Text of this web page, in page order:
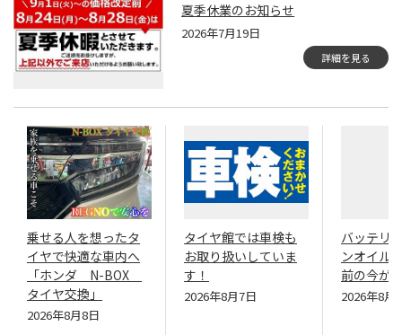
夏季休業のお知らせ
2026年7月19日
詳細を見る
乗せる人を想ったタ
イヤで快適な車内へ
「ホンダ N-BOX
タイヤ交換」
2026年8月8日
タイヤ館では車検も
お取り扱いしていま
す！
2026年8月7日
バッテリ
ンオイル
前の今が
2026年8月